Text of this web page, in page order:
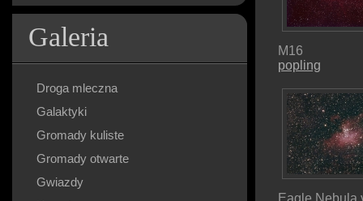
Galeria
Droga mleczna
Galaktyki
Gromady kuliste
Gromady otwarte
Gwiazdy
M16
popling
Eagle Nebula